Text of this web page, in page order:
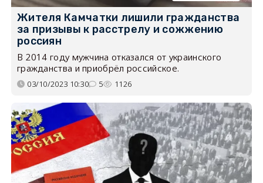
Жителя Камчатки лишили гражданства
за призывы к расстрелу и сожжению
россиян
В 2014 году мужчина отказался от украинского
гражданства и приобрёл российское.
03/10/2023 10:30 5 1126